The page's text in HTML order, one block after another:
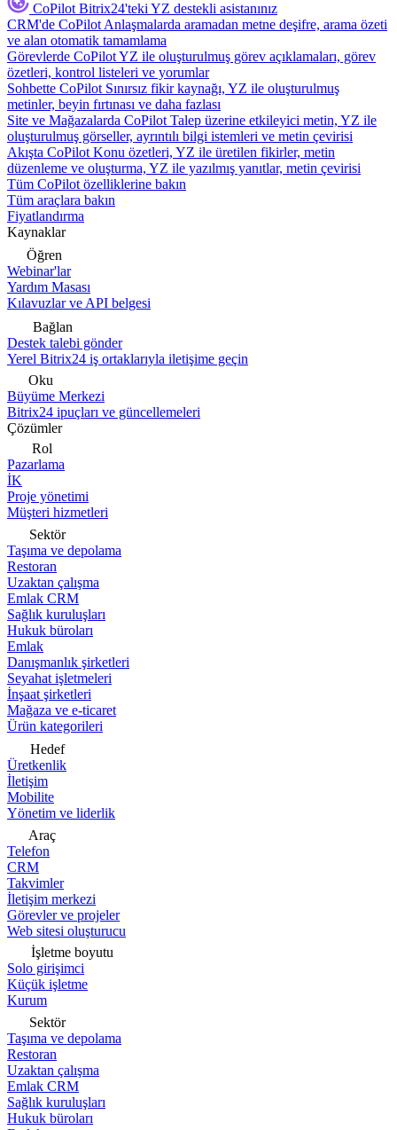
CoPilot Bitrix24'teki YZ destekli asistanınız
CRM'de CoPilot Anlaşmalarda aramadan metne deşifre, arama özeti
ve alan otomatik tamamlama
Görevlerde CoPilotYZ ile oluşturulmuş görev açıklamaları, görev
özetleri, kontrol listeleri ve yorumlar
Sohbette CoPilot Sınırsız fikir kaynağı, YZ ile oluşturulmuş
metinler, beyin fırtınası ve daha fazlası
Site ve Mağazalarda CoPilot Talep üzerine etkileyici metin, YZ ile
oluşturulmuş görseller, ayrıntılı bilgi istemleri ve metin çevirisi
Akışta CoPilot Konu özetleri, YZ ile üretilen fikirler, metin
düzenleme ve oluşturma, YZ ile yazılmış yanıtlar, metin çevirisi
Tüm CoPilot özelliklerine bakın
Tüm araçlara bakın
Fiyatlandırma
Kaynaklar
Öğren
Webinar'lar
Yardım Masası
Kılavuzlar ve API belgesi
Bağlan
Destek talebi gönder
Yerel Bitrix24 iş ortaklarıyla iletişime geçin
Oku
Büyüme Merkezi
Bitrix24 ipuçları ve güncellemeleri
Çözümler
Rol
Pazarlama
İK
Proje yönetimi
Müşteri hizmetleri
Sektör
Taşıma ve depolama
Restoran
Uzaktan çalışma
Emlak CRM
Sağlık kuruluşları
Hukuk büroları
Emlak
Danışmanlık şirketleri
Seyahat işletmeleri
İnşaat şirketleri
Mağaza ve e-ticaret
Ürün kategorileri
Hedef
Üretkenlik
İletişim
Mobilite
Yönetim ve liderlik
Araç
Telefon
CRM
Takvimler
İletişim merkezi
Görevler ve projeler
Web sitesi oluşturucu
İşletme boyutu
Solo girişimci
Küçük işletme
Kurum
Sektör
Taşıma ve depolama
Restoran
Uzaktan çalışma
Emlak CRM
Sağlık kuruluşları
Hukuk büroları